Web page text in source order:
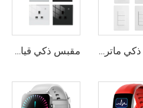
مفتاح ذكي ماتر واي فاير الأفضل مبيعًا 2025 مفتاح ذكي جديد من توييا منتجات الحياة الذكية مفاتيح تحكم عن بعد لوحة حائط منتجات المنزل الذكي مقبس ذكي قياسي FR EU UK مقبس حائط واي فاي 100-240 ف تحكم صوتي تطبيق جدولة أقفال أمان للأطفال وضعية جودة عالية